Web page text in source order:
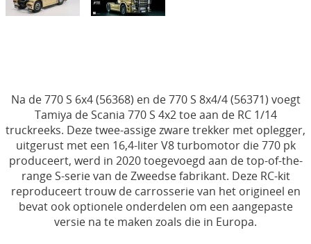
Electronica
Verf & Airbrush
Brandstof
Cadeaubon
Acties
Merchandising Shop
Na de 770 S 6x4 (56368) en de 770 S 8x4/4 (56371) voegt
Tamiya de Scania 770 S 4x2 toe aan de RC 1/14
truckreeks. Deze twee-assige zware trekker met oplegger,
uitgerust met een 16,4-liter V8 turbomotor die 770 pk
produceert, werd in 2020 toegevoegd aan de top-of-the-
range S-serie van de Zweedse fabrikant. Deze RC-kit
reproduceert trouw de carrosserie van het origineel en
bevat ook optionele onderdelen om een aangepaste
versie na te maken zoals die in Europa.